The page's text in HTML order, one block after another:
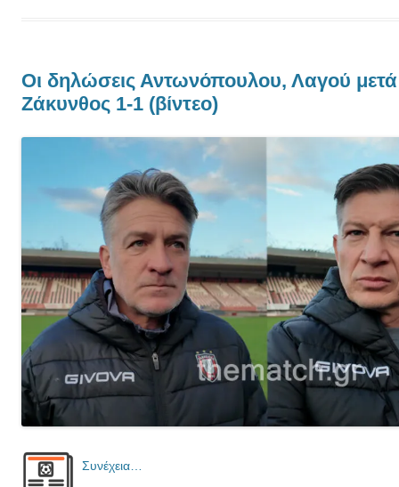
Οι δηλώσεις Αντωνόπουλου, Λαγού
Ζάκυνθος 1-1 (βίντεο)
Συνέχεια…